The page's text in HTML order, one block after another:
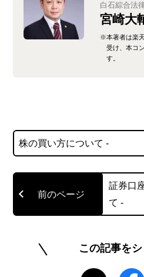
白石綜合法
宮崎大
※本著者は楽
受け、本コ
す。
事件や債権回収事件、金融
ターネット上の誹謗中傷問
でいる。
https://
株の買い方について -
証券口
て -
この記事を